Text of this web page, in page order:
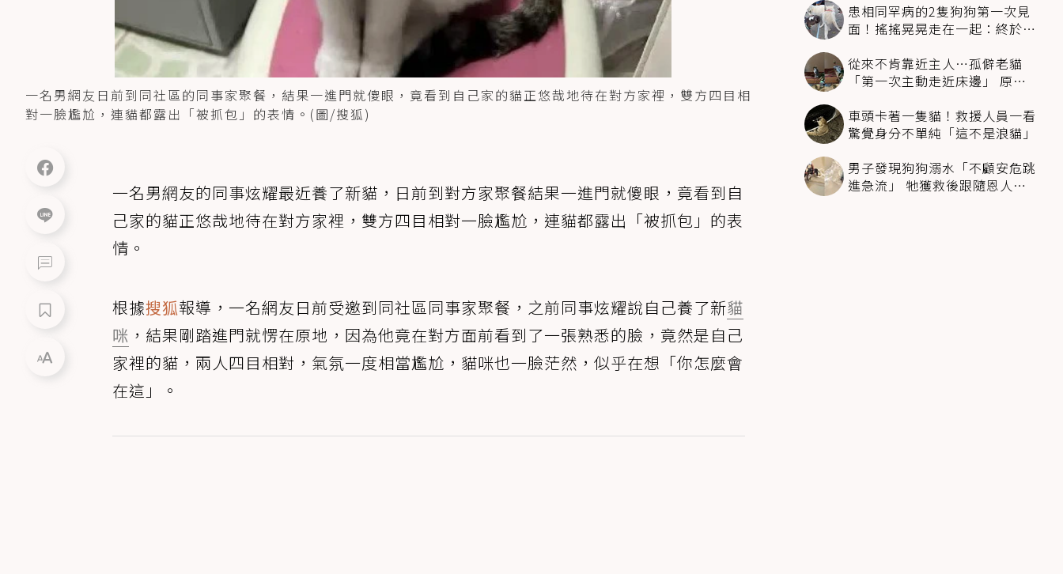
一名男網友日前到同社區的同事家聚餐，結果一進門就傻眼，竟看到自己家的貓正悠哉地待在對方家裡，雙方四目相
對一臉尷尬，連貓都露出「被抓包」的表情。(圖/搜狐)
一名男網友的同事炫耀最近養了新貓，日前到對方家聚餐結果一進門就傻眼，竟看到自
己家的貓正悠哉地待在對方家裡，雙方四目相對一臉尷尬，連貓都露出「被抓包」的表
情。
根據搜狐報導，一名網友日前受邀到同社區同事家聚餐，之前同事炫耀說自己養了新貓
咪 ，結果剛踏進門就愣在原地，因為他竟在對方面前看到了一張熟悉的臉，竟然是自己
家裡的貓，兩人四目相對，氣氛一度相當尷尬，貓咪也一臉茫然，似乎在想「你怎麼會
在這」。
患相同罕病的2隻狗狗第一次見
面！搖搖晃晃走在一起：終於找
從來不肯靠近主人…孤僻老貓
「第一次主動走近床邊」 原因
車頭卡著一隻貓！救援人員一看
驚覺身分不單純「這不是浪貓」
男子發現狗狗溺水「不顧安危跳
進急流」 牠獲救後跟隨恩人不